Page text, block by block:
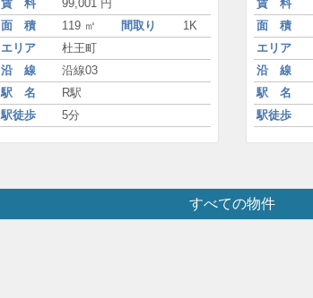
賃 料
99,001 円
面 積
119 ㎡ 間取り
1K
エリア
杜王町
沿 線
沿線03
駅 名
R駅
駅徒歩
5分
賃 料
面 積
エリア
沿 線
駅 名
駅徒歩
すべての物件